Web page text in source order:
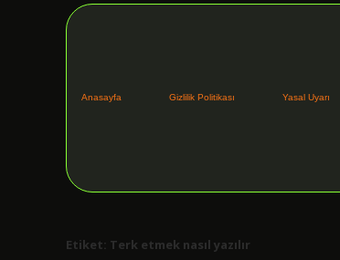
Anasayfa Gizlilik Politikası Yasal Uyarı
Etiket: Terk etmek nasıl yazılır